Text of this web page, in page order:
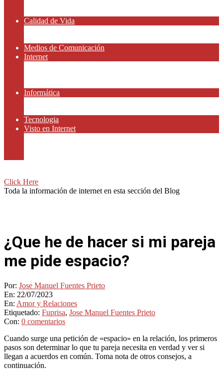
Calidad de Vida
Medios de Comunicación
Internet
Informática
Tecnologia
Visto en Internet
Click Here
Toda la información de internet en esta sección del Blog
¿Que he de hacer si mi pareja
me pide espacio?
Por: Jose Manuel Fuentes Prieto
En: 22/07/2023
En: Amor y Relaciones
Etiquetado: Fuprisa, Jose Manuel Fuentes Prieto
Con: 0 comentarios
Cuando surge una petición de «espacio» en la relación, los primeros
pasos son determinar lo que tu pareja necesita en verdad y ver si
llegan a acuerdos en común. Toma nota de otros consejos, a
continuación.